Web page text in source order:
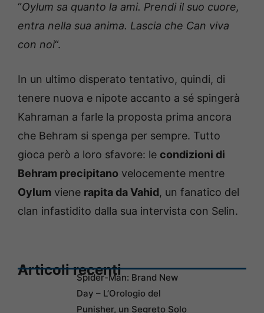
“Oylum sa quanto la ami. Prendi il suo cuore,
entra nella sua anima. Lascia che Can viva
con noi“.
In un ultimo disperato tentativo, quindi, di
tenere nuova e nipote accanto a sé spingerà
Kahraman a farle la proposta prima ancora
che Behram si spenga per sempre. Tutto
gioca però a loro sfavore: le condizioni di
Behram precipitano velocemente mentre
Oylum viene rapita da Vahid, un fanatico del
clan infastidito dalla sua intervista con Selin.
Articoli recentiSpider-Man: Brand New
Day – L’Orologio del
Punisher, un Segreto Solo